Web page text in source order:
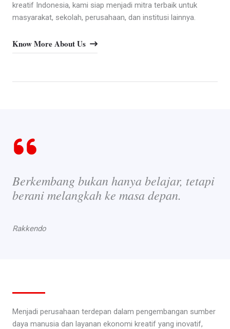
kreatif Indonesia, kami siap menjadi mitra terbaik untuk
masyarakat, sekolah, perusahaan, dan institusi lainnya.
Know More About Us
Berkembang bukan hanya belajar, tetapi
berani melangkah ke masa depan.
Rakkendo
Menjadi perusahaan terdepan dalam pengembangan sumber
daya manusia dan layanan ekonomi kreatif yang inovatif,